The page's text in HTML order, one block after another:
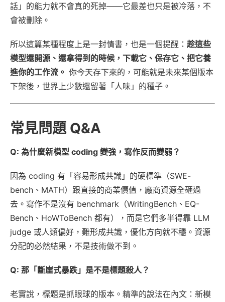
話」的能力就不會真的死掉——它最差也只是被冷落，不
會被刪除。
所以這篇某種程度上是一封情書，也是一個提醒： 趁這些
模型還開源、還拿得到的時候，下載它、保存它、把它養
進你的工作流。 你今天存下來的，可能就是未來某個版本
下架後，世界上少數還留著「人味」的種子。
常見問題 Q&A
Q: 為什麼新模型 coding 變強，寫作反而變弱？
因為 coding 有「容易形成共識」的硬標準（SWE-
bench、MATH）跟直接的商業價值，廠商資源全砸過
去。寫作不是沒有 benchmark（WritingBench、EQ-
Bench、HoWToBench 都有），而是它們多半得靠 LLM
judge 或人類偏好，難形成共識，優化方向就不穩。資源
分配的必然結果，不是技術做不到。
Q: 那「斷崖式暴跌」是不是標題殺人？
老實說，標題是抓眼球的版本。精準的說法在內文：新模